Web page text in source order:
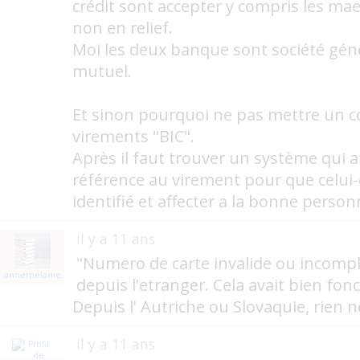
crédit sont accepter y compris les
non en relief.
Moi les deux banque sont société
mutuel.
Et sinon pourquoi ne pas mettre un
virements "BIC".
Après il faut trouver un système qui
référence au virement pour que
identifié et affecter a la bonne
annemelanie
il y a 11 ans
"Numero de carte invalide ou
depuis l'etranger. Cela avait bien
Depuis l' Autriche ou Slovaquie, rien
il y a 11 ans